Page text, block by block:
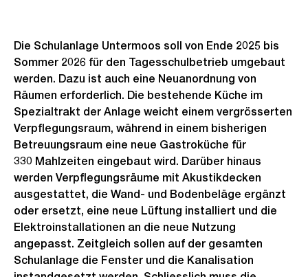
Die Schulanlage Untermoos soll von Ende 2025 bis
Sommer 2026 für den Tagesschulbetrieb umgebaut
werden. Dazu ist auch eine Neuanordnung von
Räumen erforderlich. Die bestehende Küche im
Spezialtrakt der Anlage weicht einem vergrösserten
Verpflegungsraum, während in einem bisherigen
Betreuungsraum eine neue Gastroküche für
330 Mahlzeiten eingebaut wird. Darüber hinaus
werden Verpflegungsräume mit Akustikdecken
ausgestattet, die Wand- und Bodenbeläge ergänzt
oder ersetzt, eine neue Lüftung installiert und die
Elektroinstallationen an die neue Nutzung
angepasst. Zeitgleich sollen auf der gesamten
Schulanlage die Fenster und die Kanalisation